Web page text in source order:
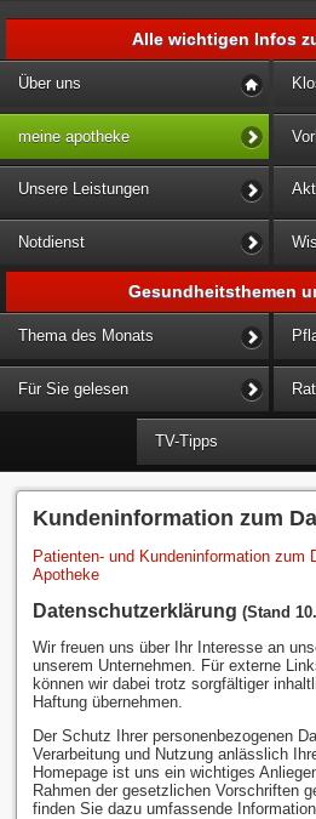
Alle wichtigen Infos
Über uns
meine apotheke
Unsere Leistungen
Notdienst
Gesundheitsthemen
Thema des Monats
Für Sie gelesen
TV-Tipps
Kundeninformation zum
Patienten- und Kundeninformation zum
Apotheke
Datenschutzerklärung (Stand
Wir freuen uns über Ihr Interesse an
unserem Unternehmen. Für externe
können wir dabei trotz sorgfältiger
Haftung übernehmen.
Der Schutz Ihrer personenbezogenen
Verarbeitung und Nutzung anlässlich
Homepage ist uns ein wichtiges
Rahmen der gesetzlichen Vorschriften
finden Sie dazu umfassende